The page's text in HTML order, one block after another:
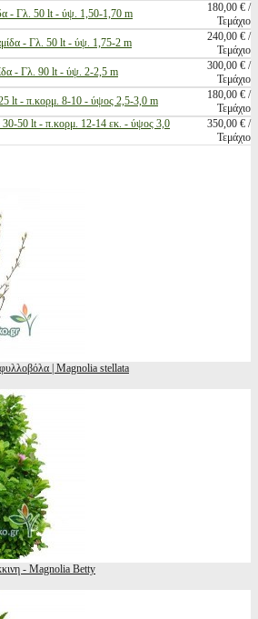
- Γλ. 50 lt - ύψ. 1,50-1,70 m
180,00 € /
Τεμάχιο
- Γλ. 50 lt - ύψ. 1,75-2 m
240,00 € /
Τεμάχιο
- Γλ. 90 lt - ύψ. 2-2,5 m
300,00 € /
Τεμάχιο
lt - π.κορμ. 8-10 - ύψος 2,5-3,0 m
180,00 € /
Τεμάχιο
30-50 lt - π.κορμ. 12-14 εκ. - ύψος 3,0
350,00 € /
Τεμάχιο
| Magnolia stellata
- Magnolia Betty